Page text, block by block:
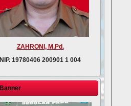
ZAHRONI, M.Pd.
NIP. 19780406 200901 1 004
Banner